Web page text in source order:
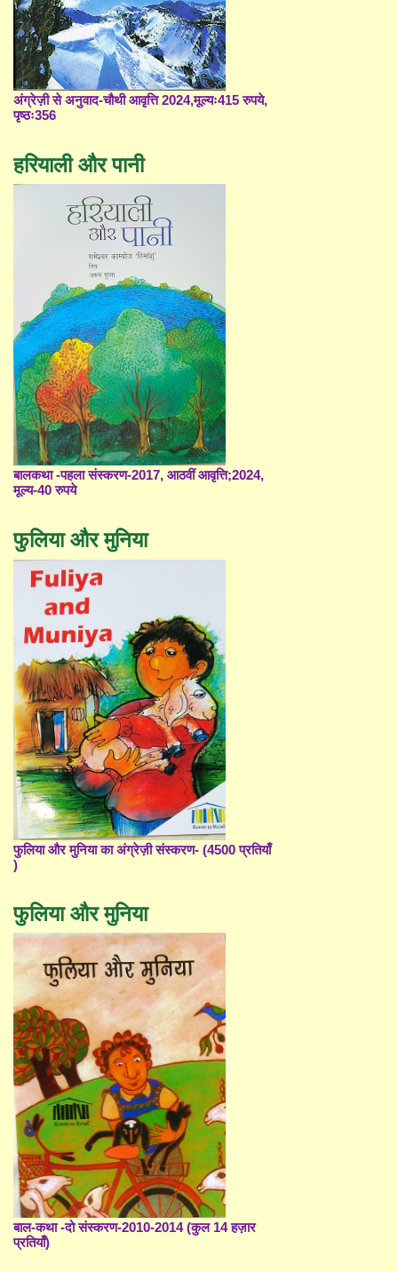
अंग्रेज़ी से अनुवाद-चौथी आवृत्ति 2024,मूल्यः415 रुपये,
पृष्ठः356
हरियाली और पानी
बालकथा -पहला संस्करण-2017, आठवीं आवृत्ति;2024,
मूल्य-40 रुपये
फुलिया और मुनिया
फुलिया और मुनिया का अंग्रेज़ी संस्करण- (4500 प्रतियाँ
)
फुलिया और मुनिया
बाल-कथा -दो संस्करण-2010-2014 (कुल 14 हज़ार
प्रतियाँ)